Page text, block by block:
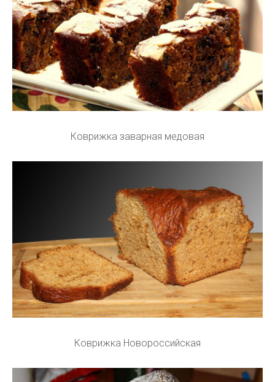
Коврижка заварная медовая
Коврижка Новороссийская